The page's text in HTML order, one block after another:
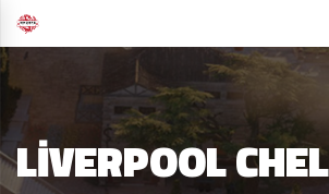
LIVERPOOL